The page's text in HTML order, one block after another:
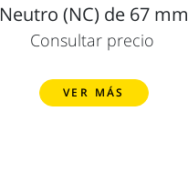
Neutro (NC) de 67 mm
Consultar precio
VER MÁS